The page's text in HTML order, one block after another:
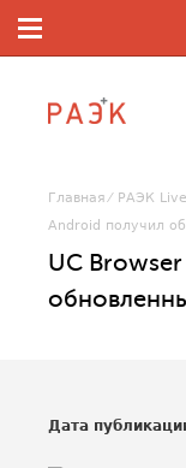
Главная РАЭК Live
Android получил
UC
Дата